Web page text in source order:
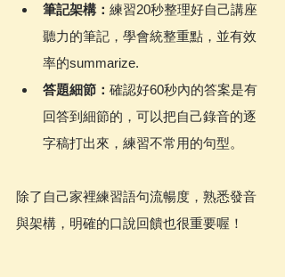
筆記架構： 練習20秒整理好自己講座
聽力的筆記，學會統整重點，並有效
率的summarize.
答題細節： 確認好60秒內的答案是有
回答到細節的，可以把自己錄音的逐
字稿打出來，練習不常用的句型。
除了自己家裡練習語句流暢度，熟悉發音
與架構，明確的口說回饋也很重要喔！